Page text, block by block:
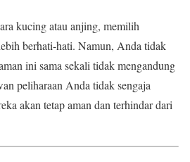
kucing atau anjing, memilih
berhati-hati. Namun, Anda tidak
ini sama sekali tidak mengandung
peliharaan Anda tidak sengaja
akan tetap aman dan terhindar dari